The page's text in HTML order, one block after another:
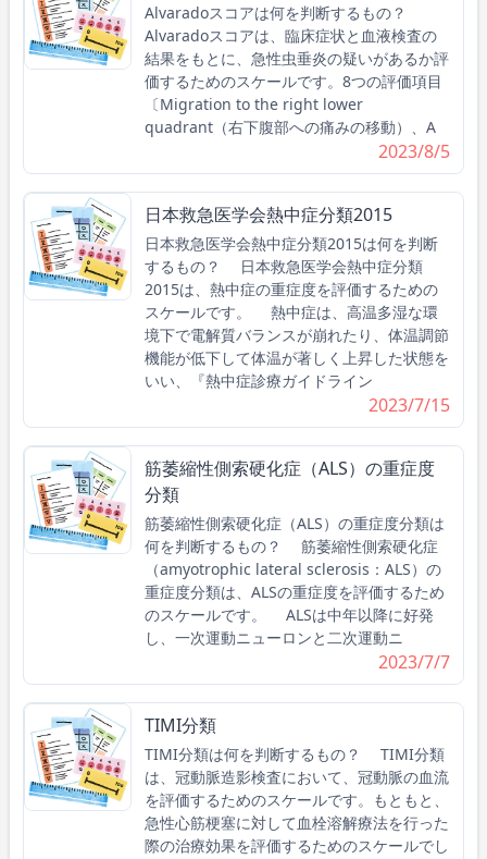
Alvaradoスコアは何を判断するもの？
Alvaradoスコアは、臨床症状と血液検査の
結果をもとに、急性虫垂炎の疑いがあるか評
価するためのスケールです。8つの評価項目
〔Migration to the right lower
quadrant（右下腹部への痛みの移動）、A
2023/8/5
日本救急医学会熱中症分類2015
日本救急医学会熱中症分類2015は何を判断
するもの？ 日本救急医学会熱中症分類
2015は、熱中症の重症度を評価するための
スケールです。 熱中症は、高温多湿な環
境下で電解質バランスが崩れたり、体温調節
機能が低下して体温が著しく上昇した状態を
いい、『熱中症診療ガイドライン
2023/7/15
筋萎縮性側索硬化症（ALS）の重症度
分類
筋萎縮性側索硬化症（ALS）の重症度分類は
何を判断するもの？ 筋萎縮性側索硬化症
（amyotrophic lateral sclerosis：ALS）の
重症度分類は、ALSの重症度を評価するため
のスケールです。 ALSは中年以降に好発
し、一次運動ニューロンと二次運動ニ
2023/7/7
TIMI分類
TIMI分類は何を判断するもの？ TIMI分類
は、冠動脈造影検査において、冠動脈の血流
を評価するためのスケールです。もともと、
急性心筋梗塞に対して血栓溶解療法を行った
際の治療効果を評価するためのスケールでし